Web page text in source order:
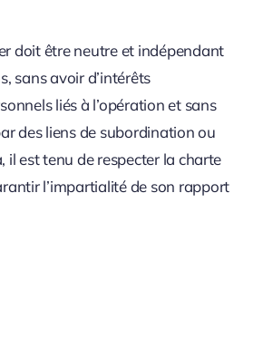
doit être neutre et indépendant
sans avoir d’intérêts
liés à l’opération et sans
des liens de subordination ou
il est tenu de respecter la charte
l’impartialité de son rapport